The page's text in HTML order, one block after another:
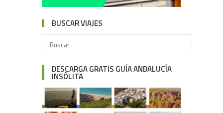
BUSCAR VIAJES
DESCARGA GRATIS GUÍA ANDALUCÍA
INSÓLITA